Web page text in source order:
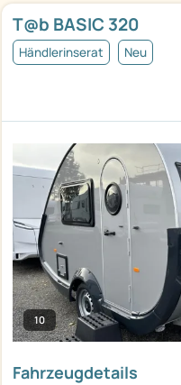
T@b BASIC 320
Händlerinserat Neu
10
Fahrzeugdetails